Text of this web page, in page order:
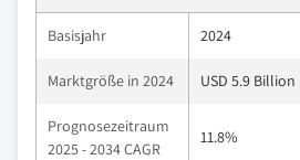
Basisjahr 2024
Marktgröße in 2024 USD 5.9 Billion
Prognosezeitraum
2025 - 2034 CAGR
11.8%